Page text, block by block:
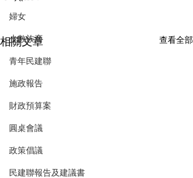
婦女
少數族裔
青年民建聯
施政報告
財政預算案
圓桌會議
政策倡議
民建聯報告及建議書
相關文章 查看全部